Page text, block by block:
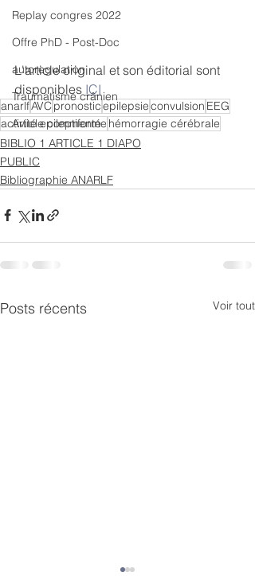
Replay congres 2022
Offre PhD - Post-Doc
autoregulation
Traumatisme crânien
Article commenté
L'article original et son éditorial sont
disponibles ICI
anarlfAVCpronosticepilepsieconvulsion EEG
activité epileptiforme hémorragie cérébrale
BIBLIO 1 ARTICLE 1 DIAPO
PUBLIC
Bibliographie ANARLF
Posts récents Voir tout